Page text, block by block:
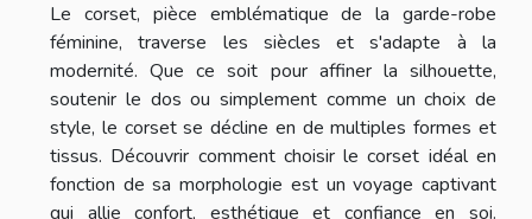
Le corset, pièce emblématique de la garde-robe
féminine, traverse les siècles et s'adapte à la
modernité. Que ce soit pour affiner la silhouette,
soutenir le dos ou simplement comme un choix de
style, le corset se décline en de multiples formes et
tissus. Découvrir comment choisir le corset idéal en
fonction de sa morphologie est un voyage captivant
qui allie confort, esthétique et confiance en soi.